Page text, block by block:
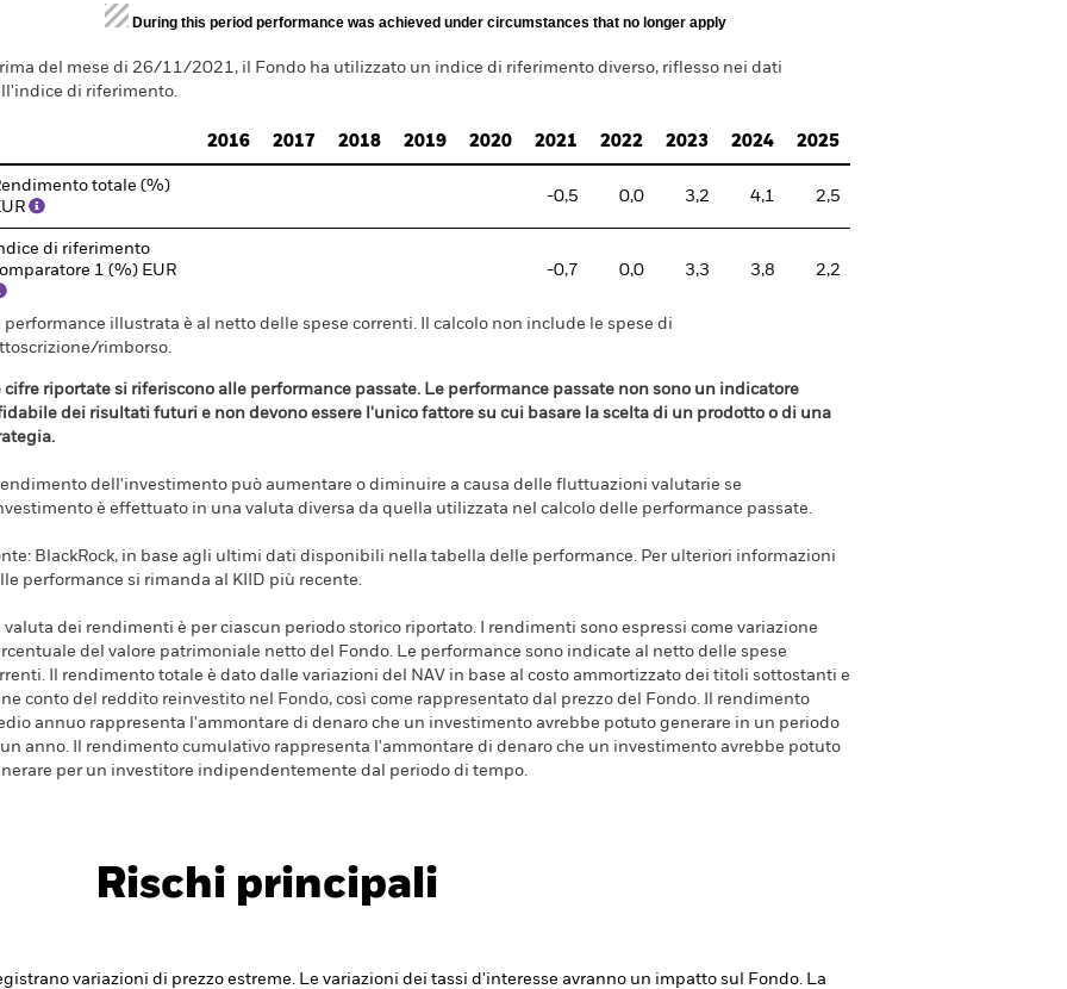
of interactive chart.
During this period performance was achieved under circumstances that no longer apply
del mese di 26/11/2021, il Fondo ha utilizzato un indice di riferimento diverso, riflesso nei dati
di riferimento.
2016 2017 2018 2019 2020 2021 2022 2023 2024 2025
totale (%)
-0,5 0,0 3,2 4,1 2,5
di riferimento
1 (%) EUR
-0,7 0,0 3,3 3,8 2,2
performance illustrata è al netto delle spese correnti. Il calcolo non include le spese di
rimborso.
cifre riportate si riferiscono alle performance passate. Le performance passate non sono un indicatore
dei risultati futuri e non devono essere l'unico fattore su cui basare la scelta di un prodotto o di una
rendimento dell'investimento può aumentare o diminuire a causa delle fluttuazioni valutarie se
è effettuato in una valuta diversa da quella utilizzata nel calcolo delle performance passate.
BlackRock, in base agli ultimi dati disponibili nella tabella delle performance. Per ulteriori informazioni
performance si rimanda al KIID più recente.
valuta dei rendimenti è per ciascun periodo storico riportato. I rendimenti sono espressi come variazione
del valore patrimoniale netto del Fondo. Le performance sono indicate al netto delle spese
Il rendimento totale è dato dalle variazioni del NAV in base al costo ammortizzato dei titoli sottostanti e
conto del reddito reinvestito nel Fondo, così come rappresentato dal prezzo del Fondo. Il rendimento
annuo rappresenta l'ammontare di denaro che un investimento avrebbe potuto generare in un periodo
anno. Il rendimento cumulativo rappresenta l'ammontare di denaro che un investimento avrebbe potuto
per un investitore indipendentemente dal periodo di tempo.
Rischi principali
variazioni di prezzo estreme. Le variazioni dei tassi d'interesse avranno un impatto sul Fondo. La